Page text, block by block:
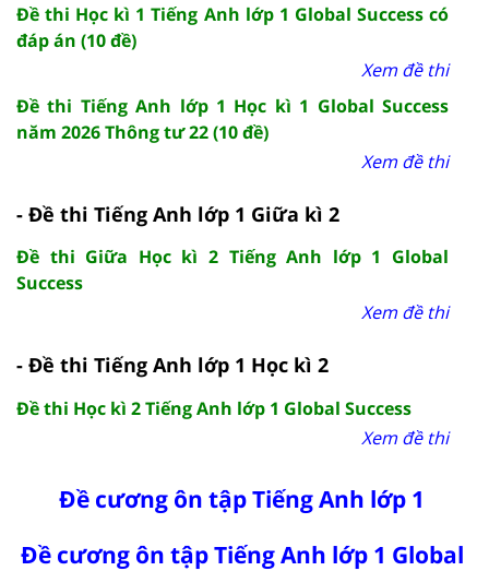
Đề thi Học kì 1 Tiếng Anh lớp 1 Global Success có
đáp án (10 đề)
Xem đề thi
Đề thi Tiếng Anh lớp 1 Học kì 1 Global Success
năm 2026 Thông tư 22 (10 đề)
Xem đề thi
- Đề thi Tiếng Anh lớp 1 Giữa kì 2
Đề thi Giữa Học kì 2 Tiếng Anh lớp 1 Global
Success
Xem đề thi
- Đề thi Tiếng Anh lớp 1 Học kì 2
Đề thi Học kì 2 Tiếng Anh lớp 1 Global Success
Xem đề thi
Đề cương ôn tập Tiếng Anh lớp 1
Đề cương ôn tập Tiếng Anh lớp 1 Global